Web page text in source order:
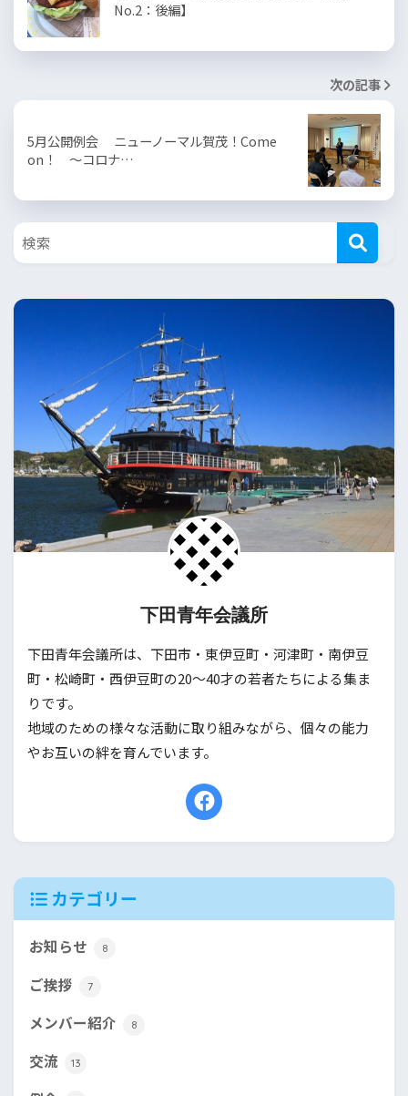
No.2：後編】
次の記事
5月公開例会 ニューノーマル賀茂！Come
on！ ～コロナ…
下田青年会議所
下田青年会議所は、下田市・東伊豆町・河津町・南伊豆
町・松崎町・西伊豆町の20〜40才の若者たちによる集ま
りです。
地域のための様々な活動に取り組みながら、個々の能力
やお互いの絆を育んでいます。
カテゴリー
お知らせ 8
ご挨拶 7
メンバー紹介 8
交流 13